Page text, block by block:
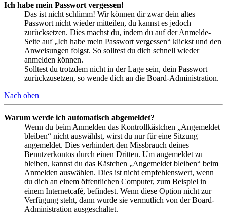
Ich habe mein Passwort vergessen!
Das ist nicht schlimm! Wir können dir zwar dein altes
Passwort nicht wieder mitteilen, du kannst es jedoch
zurücksetzen. Dies machst du, indem du auf der Anmelde-
Seite auf „Ich habe mein Passwort vergessen“ klickst und den
Anweisungen folgst. So solltest du dich schnell wieder
anmelden können.
Solltest du trotzdem nicht in der Lage sein, dein Passwort
zurückzusetzen, so wende dich an die Board-Administration.
Nach oben
Warum werde ich automatisch abgemeldet?
Wenn du beim Anmelden das Kontrollkästchen „Angemeldet
bleiben“ nicht auswählst, wirst du nur für eine Sitzung
angemeldet. Dies verhindert den Missbrauch deines
Benutzerkontos durch einen Dritten. Um angemeldet zu
bleiben, kannst du das Kästchen „Angemeldet bleiben“ beim
Anmelden auswählen. Dies ist nicht empfehlenswert, wenn
du dich an einem öffentlichen Computer, zum Beispiel in
einem Internetcafé, befindest. Wenn diese Option nicht zur
Verfügung steht, dann wurde sie vermutlich von der Board-
Administration ausgeschaltet.